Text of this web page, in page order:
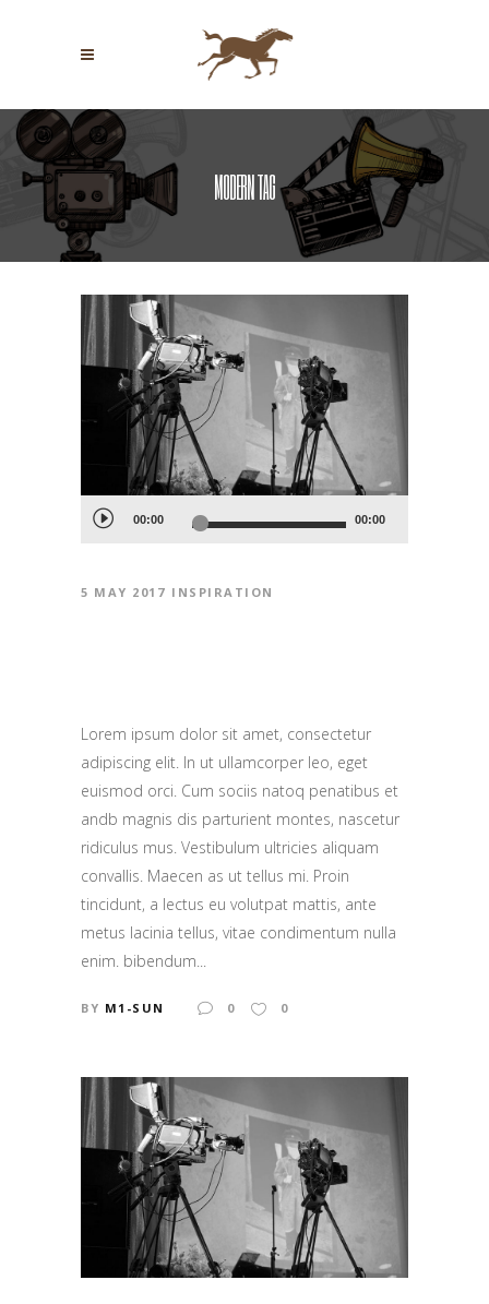
MODERN TAG
Audio
Player
00:00 00:00
5 MAY 2017 INSPIRATION
Lorem ipsum dolor sit amet, consectetur
adipiscing elit. In ut ullamcorper leo, eget
euismod orci. Cum sociis natoq penatibus et
andb magnis dis parturient montes, nascetur
ridiculus mus. Vestibulum ultricies aliquam
convallis. Maecen as ut tellus mi. Proin
tincidunt, a lectus eu volutpat mattis, ante
metus lacinia tellus, vitae condimentum nulla
enim. bibendum...
BY M1-SUN 0 0